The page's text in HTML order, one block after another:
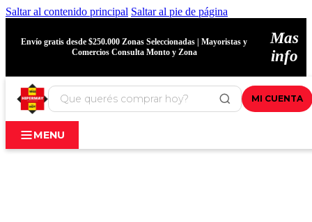
Saltar al contenido principal Saltar al pie de página
Envío gratis desde $250.000 Zonas Seleccionadas | Mayoristas y
Comercios Consulta Monto y Zona
Mas
info
MI CUENTA
MENU